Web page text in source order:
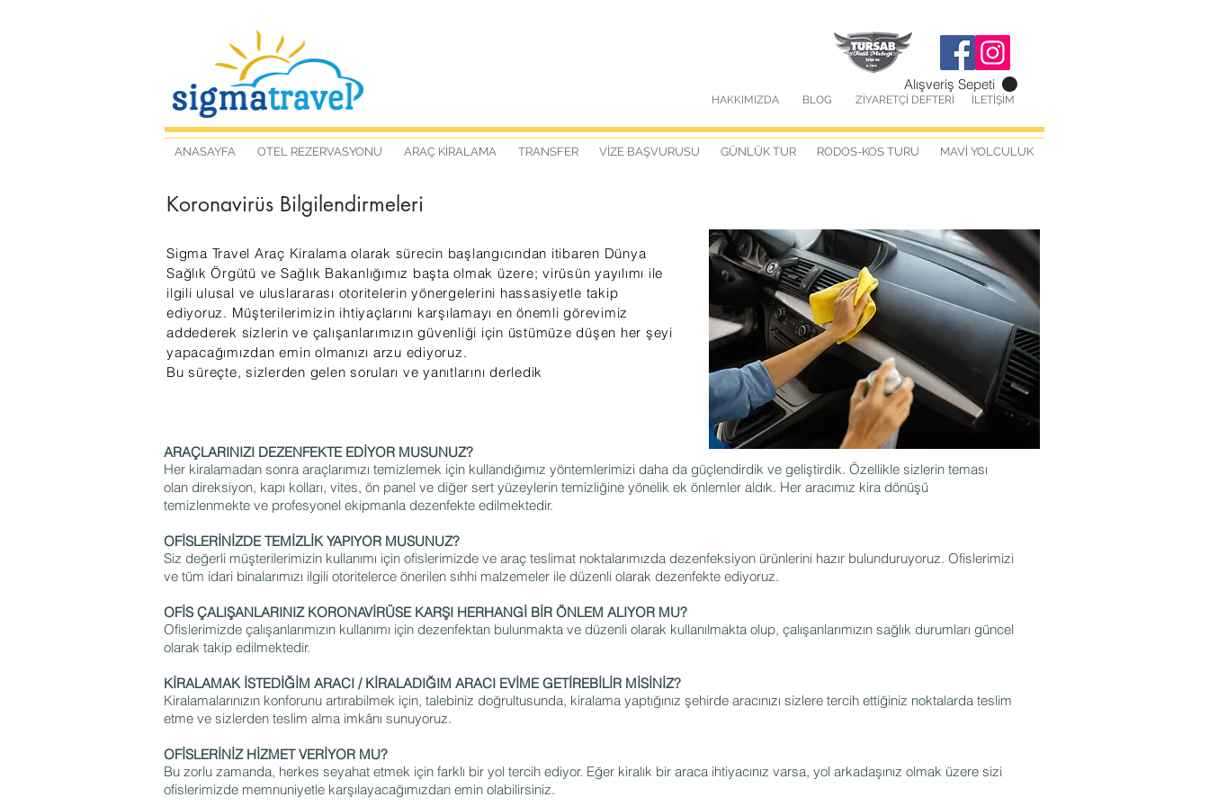
Alışveriş Sepeti
HAKKIMIZDA BLOG ZİYARETÇİ DEFTERİ İLETİŞİM
Koronavirüs Bilgilendirmeleri
Sigma Travel Araç Kiralama olarak sürecin başlangıcından itibaren Dünya
Sağlık Örgütü ve Sağlık Bakanlığımız başta olmak üzere; virüsün yayılımı ile
ilgili ulusal ve uluslararası otoritelerin yönergelerini hassasiyetle takip
ediyoruz. Müşterilerimizin ihtiyaçlarını karşılamayı en önemli görevimiz
addederek sizlerin ve çalışanlarımızın güvenliği için üstümüze düşen her şeyi
yapacağımızdan emin olmanızı arzu ediyoruz.
Bu süreçte, sizlerden gelen soruları ve yanıtlarını derledik
ARAÇLARINIZI DEZENFEKTE EDİYOR MUSUNUZ?
Her kiralamadan sonra araçlarımızı temizlemek için kullandığımız yöntemlerimizi daha da güçlendirdik ve geliştirdik. Özellikle sizlerin teması
olan direksiyon, kapı kolları, vites, ön panel ve diğer sert yüzeylerin temizliğine yönelik ek önlemler aldık. Her aracımız kira dönüşü
temizlenmekte ve profesyonel ekipmanla dezenfekte edilmektedir.
OFİSLERİNİZDE TEMİZLİK YAPIYOR MUSUNUZ?
Siz değerli müşterilerimizin kullanımı için ofislerimizde ve araç teslimat noktalarımızda dezenfeksiyon ürünlerini hazır bulunduruyoruz. Ofislerimizi
ve tüm idari binalarımızı ilgili otoritelerce önerilen sıhhi malzemeler ile düzenli olarak dezenfekte ediyoruz.
OFİS ÇALIŞANLARINIZ KORONAVİRÜSE KARŞI HERHANGİ BİR ÖNLEM ALIYOR MU?
Ofislerimizde çalışanlarımızın kullanımı için dezenfektan bulunmakta ve düzenli olarak kullanılmakta olup, çalışanlarımızın sağlık durumları güncel
olarak takip edilmektedir.
KİRALAMAK İSTEDİĞİM ARACI / KİRALADIĞIM ARACI EVİME GETİREBİLİR MİSİNİZ?
Kiralamalarınızın konforunu artırabilmek için, talebiniz doğrultusunda, kiralama yaptığınız şehirde aracınızı sizlere tercih ettiğiniz noktalarda teslim
etme ve sizlerden teslim alma imkânı sunuyoruz.
OFİSLERİNİZ HİZMET VERİYOR MU?
Bu zorlu zamanda, herkes seyahat etmek için farklı bir yol tercih ediyor. Eğer kiralık bir araca ihtiyacınız varsa, yol arkadaşınız olmak üzere sizi
ofislerimizde memnuniyetle karşılayacağımızdan emin olabilirsiniz.
ANASAYFA OTEL REZERVASYONU ARAÇ KİRALAMA TRANSFER VİZE BAŞVURUSU GÜNLÜK TUR RODOS-KOS TURU MAVİ YOLCULUK